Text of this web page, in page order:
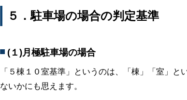
５．駐車場の場合の判定基準
(１)月極駐車場の場合
「５棟１０室基準」というのは、「棟」「室」
ないかにも思えます。